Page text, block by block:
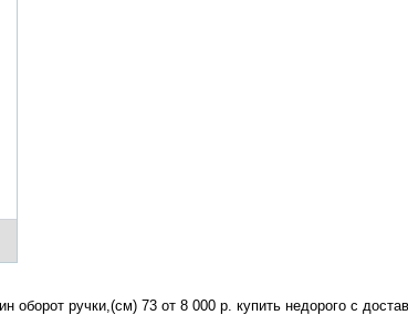
оборот ручки,(см) 73 от 8 000 р. купить недорого с